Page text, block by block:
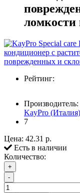
ломкости
Рейтинг:
Производитель:
KayPro (Италия)
7
Цена: 42.31 р.
Есть в наличии
Количество:
+
-